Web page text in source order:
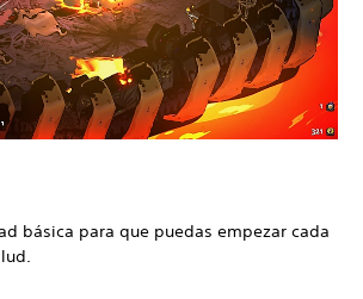
básica para que puedas empezar cada